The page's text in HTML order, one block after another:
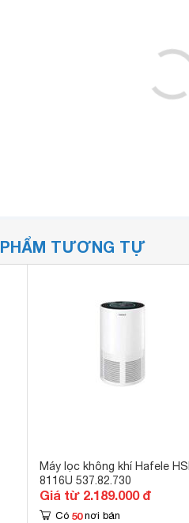
TƯƠNG TỰ
Máy lọc không khí Hafele
8116U 537.82.730
Giá từ 2.189.000 đ
Có 50 nơi bán